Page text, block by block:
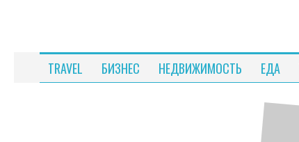
TRAVEL БИЗНЕС НЕДВИЖИМОСТЬ ЕДА